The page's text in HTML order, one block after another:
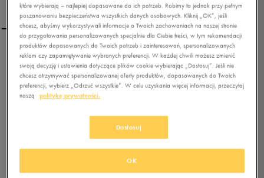
LOTTO T-SHIRT TYLER
0.0(0
KLUBIE 50 STYLE
które wybierają – najlepiej dopasowane do ich potrzeb. Robimy to jednak przy pełnym
poszanowaniu bezpieczeństwa wszystkich danych osobowych. Kliknij „OK”, jeśli
chcesz, abyśmy wykorzystywali informacje o Twoich zachowaniach na naszej stronie
do przygotowania personalizowanych specjalnie dla Ciebie treści, w tym rekomendacji
produktów dopasowanych do Twoich potrzeb i zainteresowań, spersonalizowanych
reklam czy zapamiętywanie wybranych preferencji. W każdej chwili możesz zmienić
swoją decyzję i ustawienia dotyczące plików cookie wybierając „Dostosuj”. Jeśli nie
chcesz otrzymywać spersonalizowanej oferty produktów, dopasowanych do Twoich
preferencji, wybierz „Odrzuć wszystkie”. W celu uzyskania więcej informacji, przeczytaj
naszą
politykę prywatności.
Dostosuj
OK